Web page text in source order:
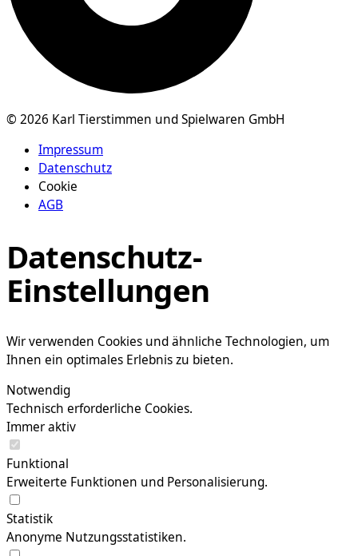
© 2026 Karl Tierstimmen und Spielwaren GmbH
Impressum
Datenschutz
Cookie
AGB
Datenschutz-
Einstellungen
Wir verwenden Cookies und ähnliche Technologien, um
Ihnen ein optimales Erlebnis zu bieten.
Notwendig
Technisch erforderliche Cookies.
Immer aktiv
Funktional
Erweiterte Funktionen und Personalisierung.
Statistik
Anonyme Nutzungsstatistiken.